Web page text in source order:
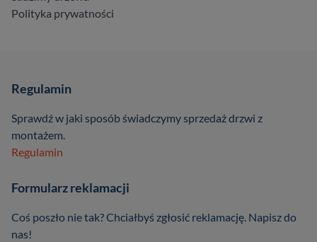
Polityka prywatności
Regulamin
Sprawdź w jaki sposób świadczymy sprzedaż drzwi z
montażem.
Regulamin
Formularz reklamacji
Coś poszło nie tak? Chciałbyś zgłosić reklamację. Napisz do
nas!